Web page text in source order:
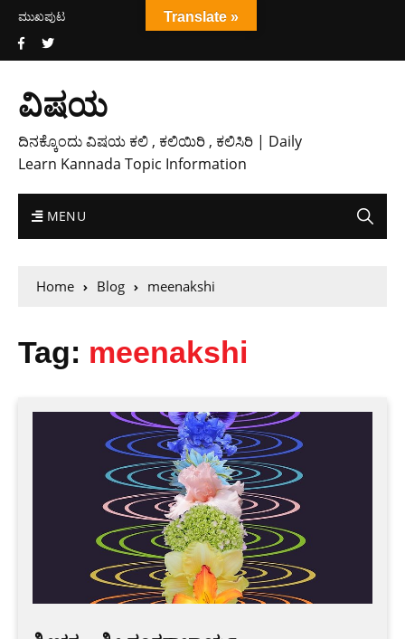
ಮುಖಪುಟ
ವಿಷಯ
ದಿನಕ್ಕೊಂದು ವಿಷಯ ಕಲಿ , ಕಲಿಯಿರಿ , ಕಲಿಸಿರಿ | Daily
Learn Kannada Topic Information
MENU
Home Blog meenakshi
Tag: meenakshi
Translate »